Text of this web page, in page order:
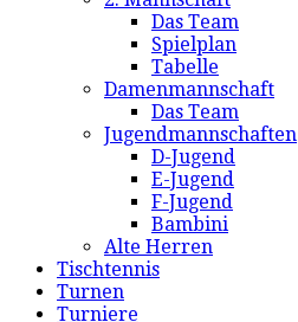
Das Team
Spielplan
Tabelle
Damenmannschaft
Das Team
Jugendmannschaften
D-Jugend
E-Jugend
F-Jugend
Bambini
Alte Herren
Tischtennis
Turnen
Turniere